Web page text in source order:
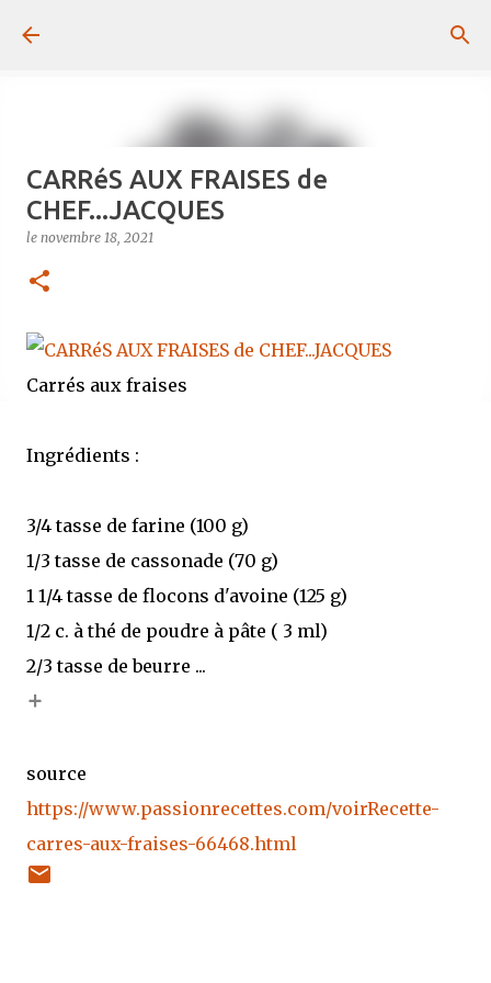
CARRéS AUX FRAISES de
CHEF...JACQUES
le novembre 18, 2021
Carrés aux fraises
Ingrédients :
3/4 tasse de farine (100 g)
1/3 tasse de cassonade (70 g)
1 1/4 tasse de flocons d'avoine (125 g)
1/2 c. à thé de poudre à pâte ( 3 ml)
2/3 tasse de beurre ...
+
source
https://www.passionrecettes.com/voirRecette-
carres-aux-fraises-66468.html